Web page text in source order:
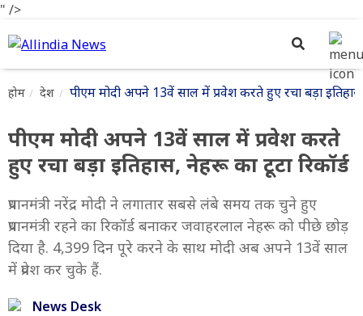
" />
होम देश पीएम मोदी अपने 13वें साल में प्रवेश करते हुए रचा बड़ा
पीएम मोदी अपने 13वें साल में प्रवेश करते
हुए रचा बड़ा इतिहास, नेहरू का टूटा रिकॉर्ड
प्रधानमंत्री नरेंद्र मोदी ने लगातार सबसे लंबे समय तक चुने हुए
प्रधानमंत्री रहने का रिकॉर्ड बनाकर जवाहरलाल नेहरू को पीछे छोड़
दिया है. 4,399 दिन पूरे करने के साथ मोदी अब अपने 13वें साल
में प्रवेश कर चुके हैं.
News Desk